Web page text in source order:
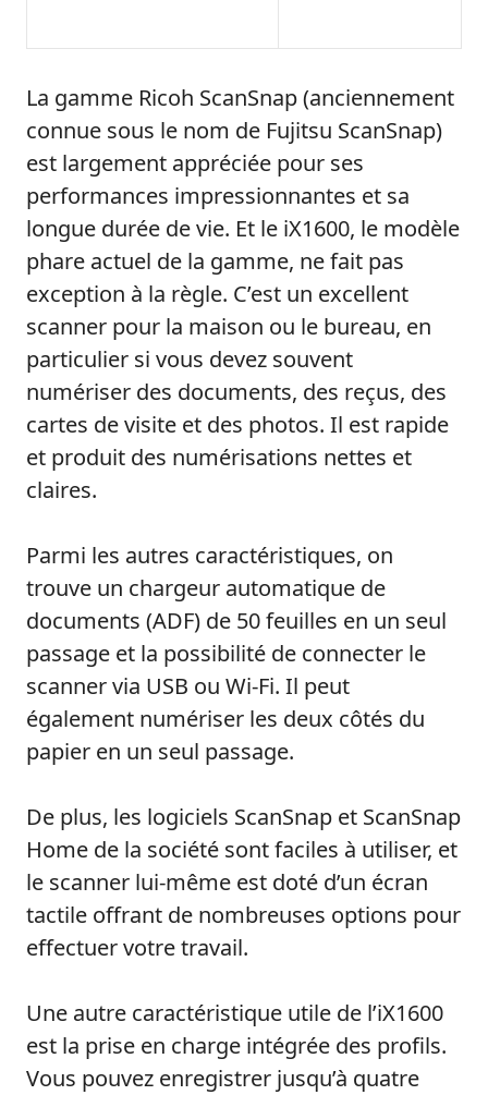
La gamme Ricoh ScanSnap (anciennement
connue sous le nom de Fujitsu ScanSnap)
est largement appréciée pour ses
performances impressionnantes et sa
longue durée de vie. Et le iX1600, le modèle
phare actuel de la gamme, ne fait pas
exception à la règle. C’est un excellent
scanner pour la maison ou le bureau, en
particulier si vous devez souvent
numériser des documents, des reçus, des
cartes de visite et des photos. Il est rapide
et produit des numérisations nettes et
claires.
Parmi les autres caractéristiques, on
trouve un chargeur automatique de
documents (ADF) de 50 feuilles en un seul
passage et la possibilité de connecter le
scanner via USB ou Wi-Fi. Il peut
également numériser les deux côtés du
papier en un seul passage.
De plus, les logiciels ScanSnap et ScanSnap
Home de la société sont faciles à utiliser, et
le scanner lui-même est doté d’un écran
tactile offrant de nombreuses options pour
effectuer votre travail.
Une autre caractéristique utile de l’iX1600
est la prise en charge intégrée des profils.
Vous pouvez enregistrer jusqu’à quatre